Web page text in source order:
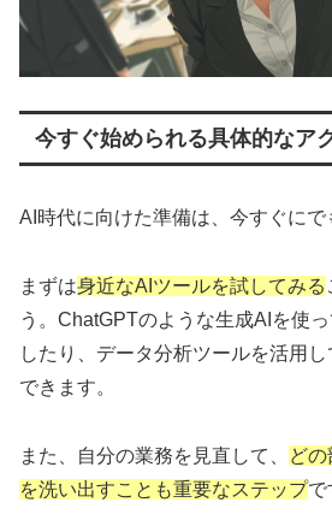
今すぐ始められる具体的なア
AI時代に向けた準備は、今すぐにで
まずは身近なAIツールを試してみる
う。ChatGPTのような生成AIを使
したり、データ分析ツールを活用
できます。
また、自分の業務を見直して、
ど
を洗い出すことも重要なステップで